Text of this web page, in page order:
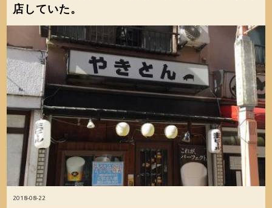
2018-08-22
店していた。